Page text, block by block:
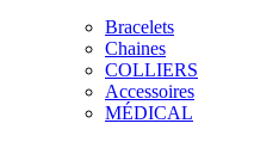
Bracelets
Chaines
COLLIERS
Accessoires
MÉDICAL